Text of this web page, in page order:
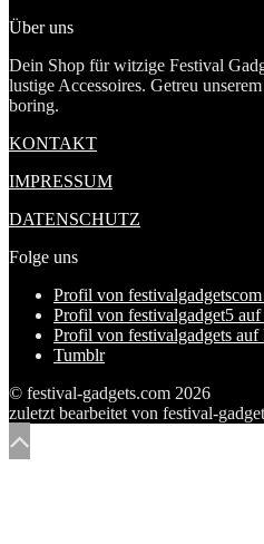
Über uns
Dein Shop für witzige Festival
lustige Accessoires. Getreu
boring.
KONTAKT
IMPRESSUM
DATENSCHUTZ
Folge uns
Profil von
Profil von festivalgadget5
Profil von festivalgadgets auf
Tumblr
© festival-gadgets.com 2026
zuletzt bearbeitet von festival-